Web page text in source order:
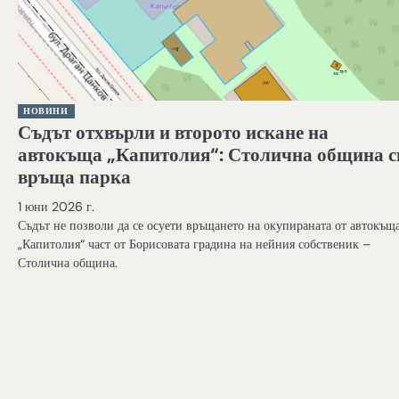
НОВИНИ
Съдът отхвърли и второто искане на
автокъща „Капитолия“: Столична община
връща парка
1 юни 2026 г.
Съдът не позволи да се осуети връщането на окупираната от
„Капитолия“ част от Борисовата градина на нейния собственик –
Столична община.